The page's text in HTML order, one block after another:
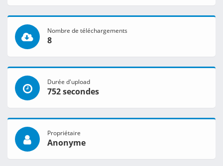
Nombre de téléchargements
8
Durée d'upload
752 secondes
Propriétaire
Anonyme